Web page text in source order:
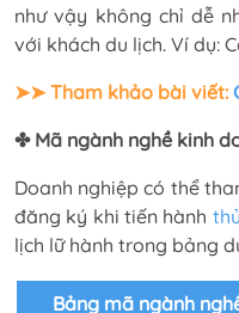
như vậy không chỉ dễ
với khách du lịch. Ví dụ:
➤➤ Tham khảo bài viết:
✤ Mã ngành nghề kinh
Doanh nghiệp có thể
đăng ký khi tiến hành
lịch lữ hành trong bảng
Bảng mã ngành